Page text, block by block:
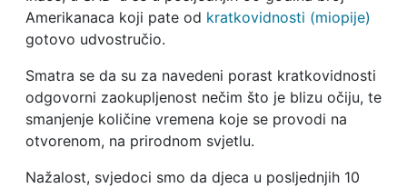
Amerikanaca koji pate od kratkovidnosti (miopije)
gotovo udvostručio.
Smatra se da su za navedeni porast kratkovidnosti
odgovorni zaokupljenost nečim što je blizu očiju, te
smanjenje količine vremena koje se provodi na
otvorenom, na prirodnom svjetlu.
Nažalost, svjedoci smo da djeca u posljednjih 10